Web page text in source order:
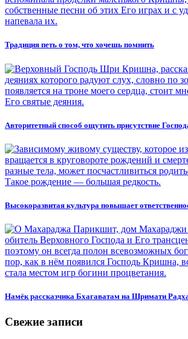
Традиция петь о том, что хочешь помнить
Авторитетный способ ощутить присутствие
Высокоразвитая культура повышает
Намёк рассказчика Бхагаватам на Шримати
Свежие записи